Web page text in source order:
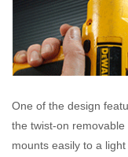
One of the design
the twist-on
mounts easily to a